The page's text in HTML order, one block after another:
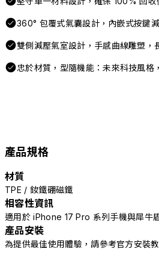
360° 包覆式氣囊設計，內嵌式按鍵
雙側減壓氣室設計，手感曲線雕塑，
忠於材質，型隨機能：未來科技風格
產品規格
材質
TPE / 釹鐵硼磁鐵
相容性資訊
適用於 iPhone 17 Pro 系列手機與犀牛
產品安裝
為提供最佳使用體驗，請參考官方安裝教